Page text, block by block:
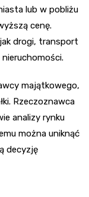
lub w pobliżu
cenę.
drogi, transport
majątkowego,
Rzeczoznawca
analizy rynku
można uniknąć
decyzję